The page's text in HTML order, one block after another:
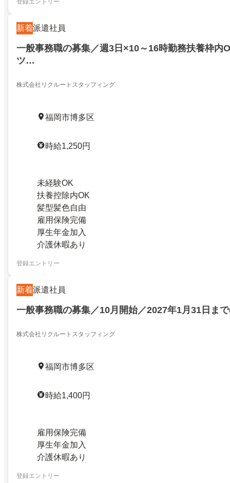
登録エントリー
新着派遣社員
一般事務職の募集／週3日×10～16時勤務扶養枠内
ツ…
株式会社リクルートスタッフィング
福岡市博多区
時給1,250円
未経験OK
扶養控除内OK
髪型髪色自由
雇用保険完備
厚生年金加入
介護休暇あり
登録エントリー
新着派遣社員
一般事務職の募集／10月開始／2027年1月31日ま
株式会社リクルートスタッフィング
福岡市博多区
時給1,400円
雇用保険完備
厚生年金加入
介護休暇あり
登録エントリー